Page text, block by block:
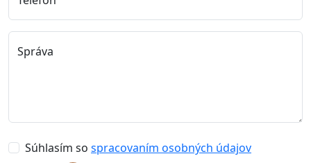
Správa
Súhlasím so spracovaním osobných údajov